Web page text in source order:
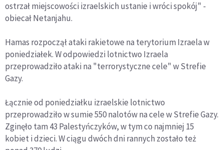
ostrzał miejscowości izraelskich ustanie i wróci spokój" -
obiecał Netanjahu.
Hamas rozpoczął ataki rakietowe na terytorium Izraela w
poniedziałek. W odpowiedzi lotnictwo Izraela
przeprowadziło ataki na "terrorystyczne cele" w Strefie
Gazy.
Łącznie od poniedziałku izraelskie lotnictwo
przeprowadziło w sumie 550 nalotów na cele w Strefie Gazy.
Zginęło tam 43 Palestyńczyków, w tym co najmniej 15
kobiet i dzieci. W ciągu dwóch dni rannych zostało też